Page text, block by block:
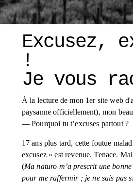
Excusez,
!
À la lecture de mon 1er site web
paysanne officiellement), mon
— Pourquoi tu t’excuses partout ?
17 ans plus tard, cette foutue
excusez » est revenue. Tenace.
(Ma naturo m’a prescrit une bonne
pour me raffermir ; je ne sais pas